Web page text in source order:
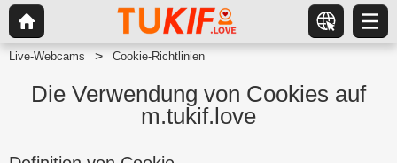
Live-Webcams Cookie-Richtlinien
Die Verwendung von Cookies auf
m.tukif.love